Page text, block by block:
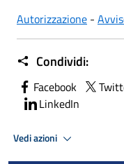
Autorizzazione -
Condividi:
Facebook
LinkedIn
Vedi azioni